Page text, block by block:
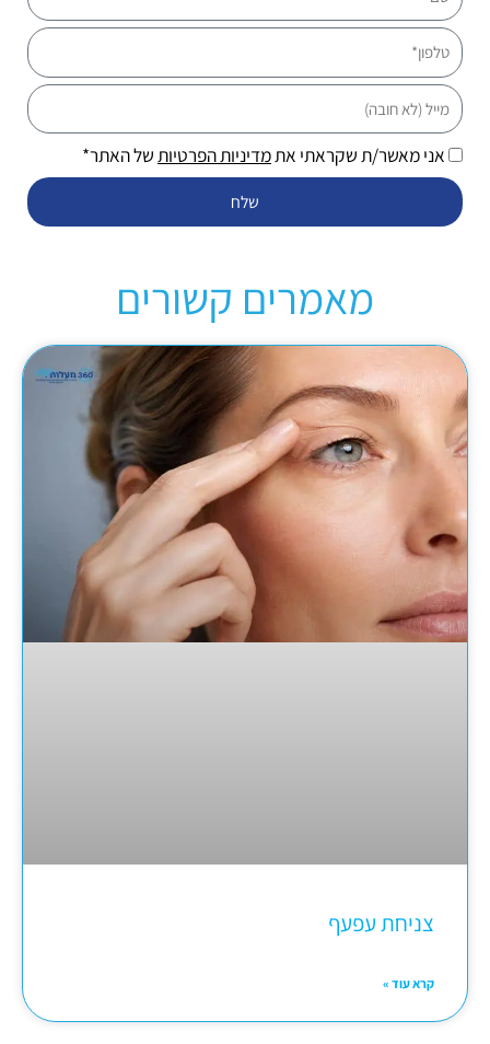
טלפון
מייל
אני מאשר/ת שקראתי אתמדיניות הפרטיותשל האתר*
שלח
מאמרים קשורים
צניחת עפעף
קרא עוד »